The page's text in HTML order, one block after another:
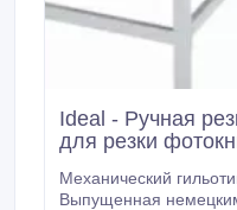
Ideal - Ручная
для резки
Механический
Выпущенная